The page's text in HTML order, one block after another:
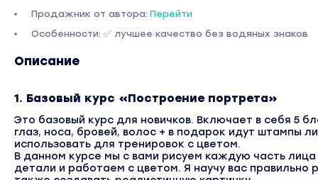
Продажник от автора: Перейти
Особенности: ✅ лучшее качество без водяных знаков
Описание
1. Базовый курс «Построение портрета»
Это базовый курс для новичков. Включает в себя 5
глаз, носа, бровей, волос + в подарок идут штампы
использовать для тренировок с цветом.
В данном курсе мы с вами рисуем каждую часть
детали и работаем с цветом. Я научу вас правильно